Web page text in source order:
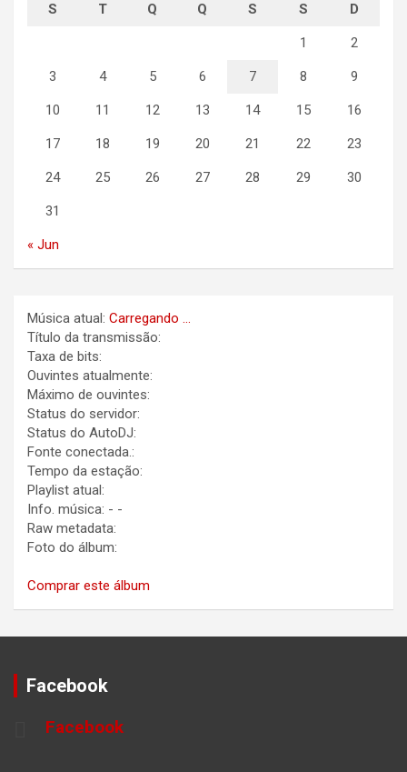
S T Q Q S S D
1 2
3 4 5 6 7 8 9
10 11 12 13 14 15 16
17 18 19 20 21 22 23
24 25 26 27 28 29 30
31
« Jun
Música atual: Carregando ...
Título da transmissão:
Taxa de bits:
Ouvintes atualmente:
Máximo de ouvintes:
Status do servidor:
Status do AutoDJ:
Fonte conectada.:
Tempo da estação:
Playlist atual:
Info. música: - -
Raw metadata:
Foto do álbum:
Comprar este álbum
Facebook
Facebook